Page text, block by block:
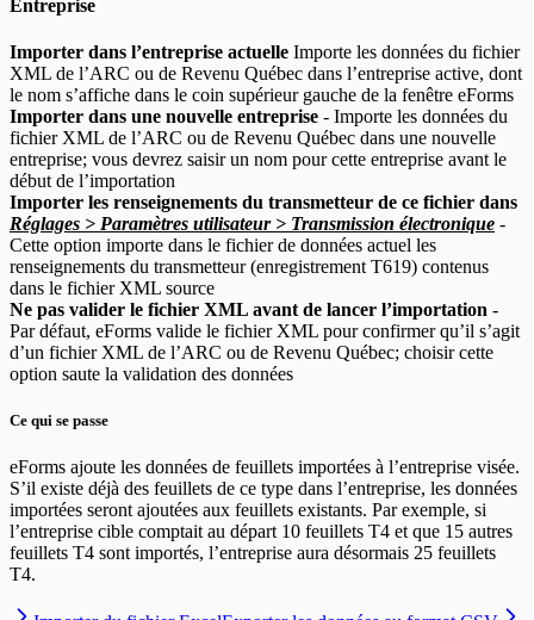
Entreprise
Importer dans l’entreprise actuelle Importe les données du fichier
XML de l’ARC ou de Revenu Québec dans l’entreprise active, dont
le nom s’affiche dans le coin supérieur gauche de la fenêtre eForms
Importer dans une nouvelle entreprise - Importe les données du
fichier XML de l’ARC ou de Revenu Québec dans une nouvelle
entreprise; vous devrez saisir un nom pour cette entreprise avant le
début de l’importation
Importer les renseignements du transmetteur de ce fichier dans
Réglages > Paramètres utilisateur > Transmission électronique -
Cette option importe dans le fichier de données actuel les
renseignements du transmetteur (enregistrement T619) contenus
dans le fichier XML source
Ne pas valider le fichier XML avant de lancer l’importation -
Par défaut, eForms valide le fichier XML pour confirmer qu’il s’agit
d’un fichier XML de l’ARC ou de Revenu Québec; choisir cette
option saute la validation des données
Ce qui se passe
eForms ajoute les données de feuillets importées à l’entreprise visée.
S’il existe déjà des feuillets de ce type dans l’entreprise, les données
importées seront ajoutées aux feuillets existants. Par exemple, si
l’entreprise cible comptait au départ 10 feuillets T4 et que 15 autres
feuillets T4 sont importés, l’entreprise aura désormais 25 feuillets
T4.